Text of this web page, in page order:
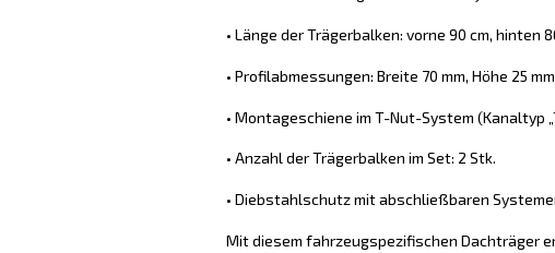
• Länge der Trägerbalken: vorne 90 cm, hinten
• Profilabmessungen: Breite 70 mm, Höhe 25 mm
• Montageschiene im T-Nut-System (Kanaltyp
• Anzahl der Trägerbalken im Set: 2 Stk.
• Diebstahlschutz mit abschließbaren
Mit diesem fahrzeugspezifischen Dachträger